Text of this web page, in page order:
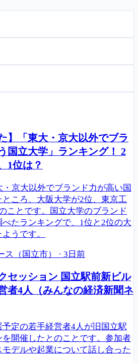
】「東大・京大以外でブラ
国立大学」ランキング！ 2
1位は？
京大以外でブランド力が高い国
ころ、大阪大学が2位、東京工
ことです。国立大学のブランド
たランキングで、1位と2位の大
うです。
ス（国立市） · 3日前
セッション 国立駅前新ビル
者4人（みんなの経済新聞ネ
定の若手経営者4人が旧国立駅
開催したとのことです。参加者
デルや起業について話し合った